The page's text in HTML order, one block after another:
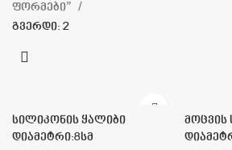
ფორმები”
გვერდი: 2
სილიკონის ყალიბი
დიამეტრი:8სმ
მოცვის